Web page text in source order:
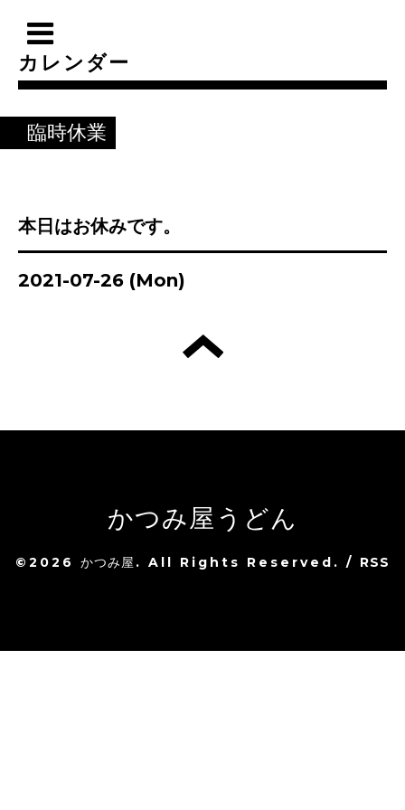
カレンダー
臨時休業
本日はお休みです。
2021-07-26 (Mon)
かつみ屋うどん
©2026 かつみ屋 . All Rights Reserved. / RSS